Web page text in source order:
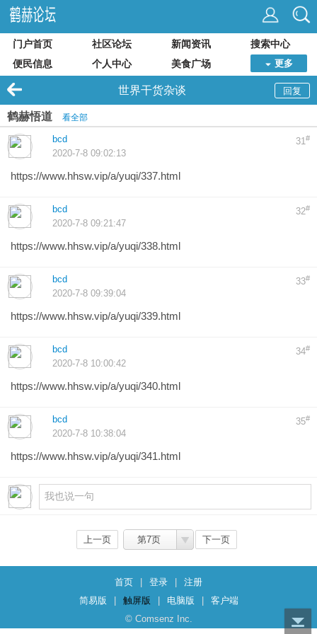
门户首页 社区论坛 新闻资讯
搜索中心
便民信息
个人中心 美食广场 更多
回复
世界干货杂谈
鹤赫悟道 看全部
31#
bcd
2020-7-8 09:02:13
https://www.hhsw.vip/a/yuqi/337.html
32#
bcd
2020-7-8 09:21:47
https://www.hhsw.vip/a/yuqi/338.html
33#
bcd
2020-7-8 09:39:04
https://www.hhsw.vip/a/yuqi/339.html
34#
bcd
2020-7-8 10:00:42
https://www.hhsw.vip/a/yuqi/340.html
35#
bcd
2020-7-8 10:38:04
https://www.hhsw.vip/a/yuqi/341.html
上一页 第7页 下一页
首页 登录
注册
简易版
触屏版 电脑版
客户端
© Comsenz Inc.